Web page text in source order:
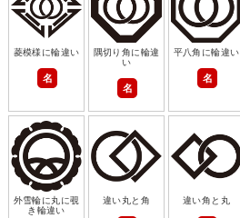
菱模様に輪違い
名
隅切り角に輪違
い
名
平八角に輪違い
名
外雪輪に丸に覗
き輪違い
違い丸と角 違い角と丸